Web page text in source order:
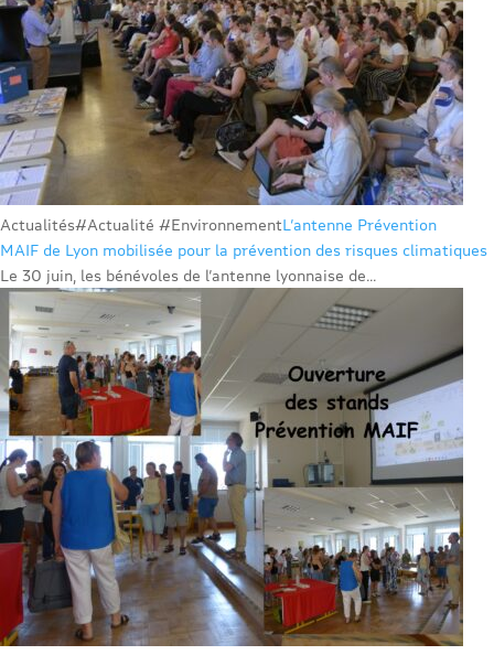
Actualités#Actualité #EnvironnementL’antenne Prévention
MAIF de Lyon mobilisée pour la prévention des risques climatiques
Le 30 juin, les bénévoles de l’antenne lyonnaise de...